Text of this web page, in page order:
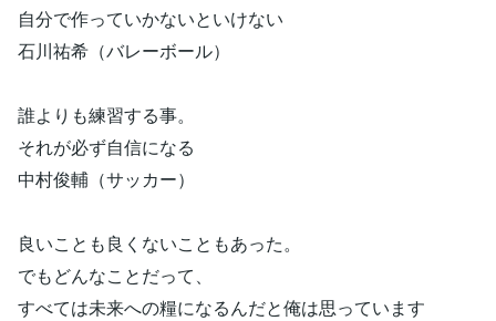
自分で作っていかないといけない
石川祐希（バレーボール）
誰よりも練習する事。
それが必ず自信になる
中村俊輔（サッカー）
良いことも良くないこともあった。
でもどんなことだって、
すべては未来への糧になるんだと俺は思っています